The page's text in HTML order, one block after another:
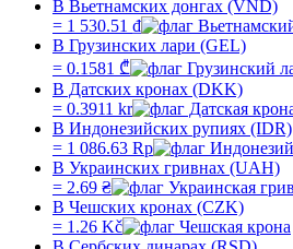
В Вьетнамских донгах (VND)
= 1 530.51 ₫
В Грузинских лари (GEL)
= 0.1581 ₾
В Датских кронах (DKK)
= 0.3911 kr
В Индонезийских рупиях (IDR)
= 1 086.63 Rp
В Украинских гривнах (UAH)
= 2.69 ₴
В Чешских кронах (CZK)
= 1.26 Kč